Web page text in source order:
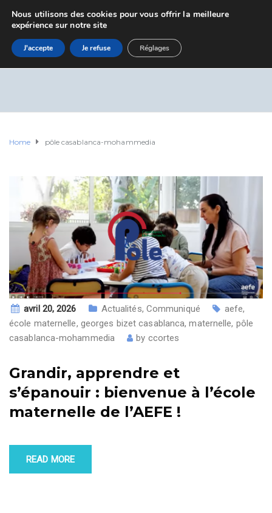
Home pôle casablanca-mohammedia
avril 20, 2026 Actualités, Communiqué aefe,
école maternelle, georges bizet casablanca,maternelle, pôle
casablanca-mohammedia
by ccortes
Grandir, apprendre et
s’épanouir : bienvenue à l’école
maternelle de l’AEFE !
READ MORE
Nous utilisons des cookies pour vous offrir la meilleure
expérience sur notre site
J'accepte Je refuse Réglages